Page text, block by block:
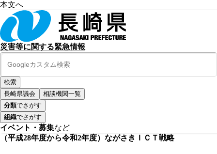
本文へ
災害等に関する緊急情報
長崎県議会
相談機関一覧
分類でさがす
組織でさがす
イベント・募集など
（平成28年度から令和2年度）ながさきＩＣＴ戦略